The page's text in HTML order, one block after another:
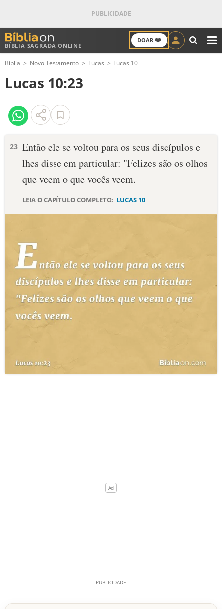
BÍBLIA SAGRADA ONLINE
DOAR ❤️
ANTIGO TESTAMENTO
NOVO TESTAMENTO
VERSÍCULOS
PALAVRA DO DIA
DEVOCIONAL DIÁRIO
10 MANDAMENTOS
ESTUDOS BÍBLICOS
ESBOÇOS DE PREGAÇÃO
TEMAS
PERGUNTE À BÍBLIA
TERMO BÍBLICO
Bíblia Novo Testamento Lucas Lucas 10
Lucas 10:23
23 Então ele se voltou para os seus discípulos e
lhes disse em particular: "Felizes são os olhos
que veem o que vocês veem.
LEIA O CAPÍTULO COMPLETO: LUCAS 10